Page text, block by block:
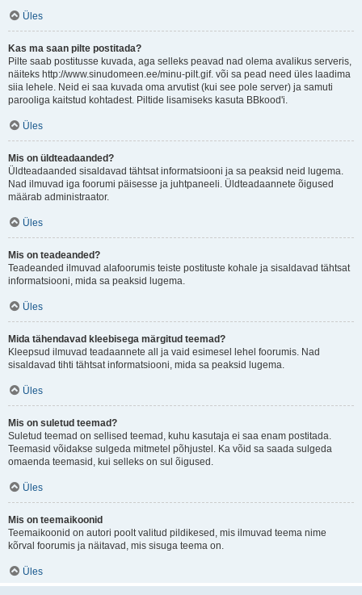
Üles
Kas ma saan pilte postitada?
Pilte saab postitusse kuvada, aga selleks peavad nad olema avalikus serveris,
näiteks http://www.sinudomeen.ee/minu-pilt.gif. või sa pead need üles laadima
siia lehele. Neid ei saa kuvada oma arvutist (kui see pole server) ja samuti
parooliga kaitstud kohtadest. Piltide lisamiseks kasuta BBkood'i.
Üles
Mis on üldteadaanded?
Üldteadaanded sisaldavad tähtsat informatsiooni ja sa peaksid neid lugema.
Nad ilmuvad iga foorumi päisesse ja juhtpaneeli. Üldteadaannete õigused
määrab administraator.
Üles
Mis on teadeanded?
Teadeanded ilmuvad alafoorumis teiste postituste kohale ja sisaldavad tähtsat
informatsiooni, mida sa peaksid lugema.
Üles
Mida tähendavad kleebisega märgitud teemad?
Kleepsud ilmuvad teadaannete all ja vaid esimesel lehel foorumis. Nad
sisaldavad tihti tähtsat informatsiooni, mida sa peaksid lugema.
Üles
Mis on suletud teemad?
Suletud teemad on sellised teemad, kuhu kasutaja ei saa enam postitada.
Teemasid võidakse sulgeda mitmetel põhjustel. Ka võid sa saada sulgeda
omaenda teemasid, kui selleks on sul õigused.
Üles
Mis on teemaikoonid
Teemaikoonid on autori poolt valitud pildikesed, mis ilmuvad teema nime
kõrval foorumis ja näitavad, mis sisuga teema on.
Üles